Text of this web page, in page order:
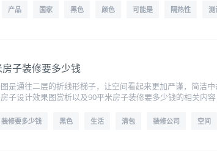
产品 国家 黑色 颜色 可能是 隔热性 测
子装修要多少钱
是通往二层的折线形梯子，让空间看起来更加严谨，简洁
子设计效果图赏析以及90平米房子装修要多少钱的相关内
装修要多少钱 黑色 生活 清包 装修公司 空间